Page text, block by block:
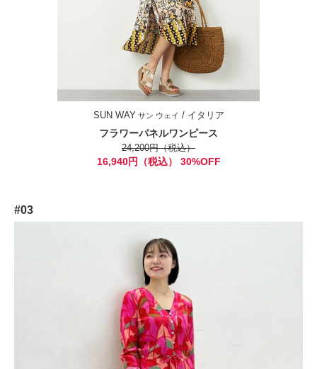
SUN WAY サン ウェイ / イタリア
フラワーパネルワンピース
24,200円（税込）
16,940円（税込） 30%OFF
#03